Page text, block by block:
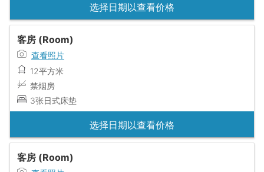
选择日期以查看价格
客房 (Room)
查看照片
12平方米
禁烟房
3张日式床垫
选择日期以查看价格
客房 (Room)